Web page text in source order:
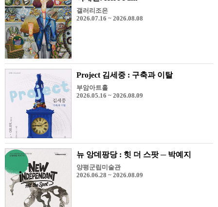
갤러리조은
2026.07.16 ~ 2026.08.08
Project 김세중 : 구축과 이탈
부암아트홀
2026.05.16 ~ 2026.08.09
뉴 앙데팡당 : 힛 더 스팟 ─ 박예지
양평군립미술관
2026.06.28 ~ 2026.08.09